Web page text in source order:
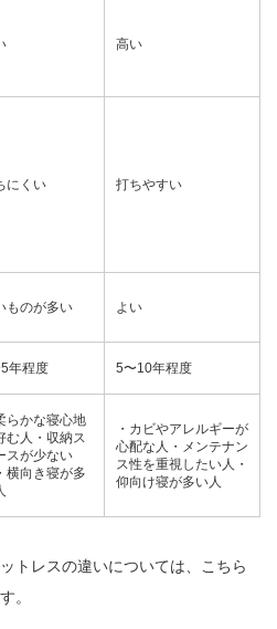
高い
にくい 打ちやすい
ものが多い よい
年程度 5〜10年程度
らかな寝心地
む人・収納ス
スが少ない
横向き寝が多
・カビやアレルギーが
心配な人・メンテナン
ス性を重視したい人・
仰向け寝が多い人
トレスの違いについては、こちら
。